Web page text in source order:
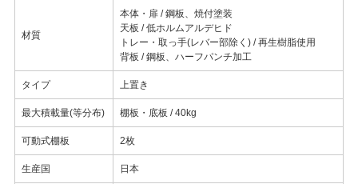
材質
本体・扉 / 鋼板、焼付塗装
天板 / 低ホルムアルデヒド
トレー・取っ手(レバー部除く) / 再生樹脂使用
背板 / 鋼板、ハーフパンチ加工
タイプ 上置き
最大積載量(等分布) 棚板・底板 / 40kg
可動式棚板 2枚
生産国 日本